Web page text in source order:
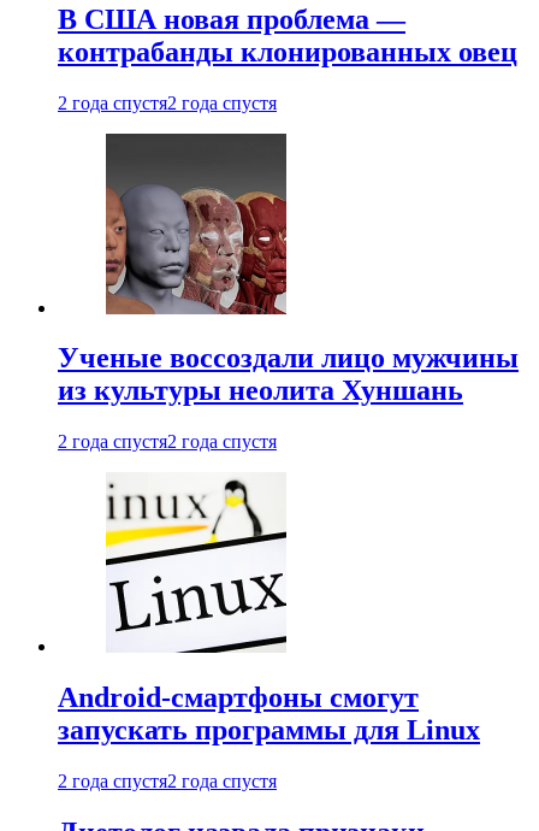
В США новая проблема —
контрабанды клонированных овец
2 года спустя2 года спустя
Ученые воссоздали лицо мужчины
из культуры неолита Хуншань
2 года спустя2 года спустя
Android-смартфоны смогут
запускать программы для Linux
2 года спустя2 года спустя